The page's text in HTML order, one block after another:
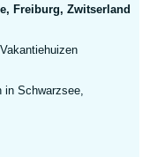
Freiburg, Zwitserland
in Schwarzsee,